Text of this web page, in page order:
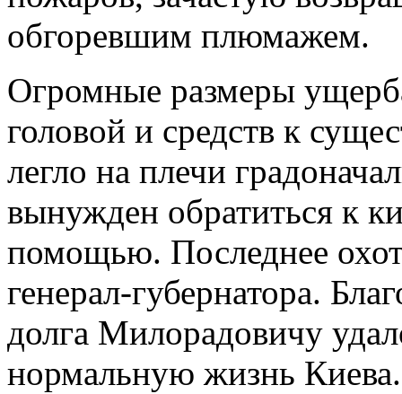
обгоревшим плюмажем.
Огромные размеры
головой и средств к
легло на плечи
вынужден обратиться к
помощью. Последнее
генерал-губернатора.
долга Милорадовичу
нормальную жизнь Киева.